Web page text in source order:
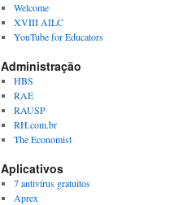
Welcome
XVIII AILC
YouTube for Educators
Administração
HBS
RAE
RAUSP
RH.com.br
The Economist
Aplicativos
7 antivírus gratuitos
Aprex